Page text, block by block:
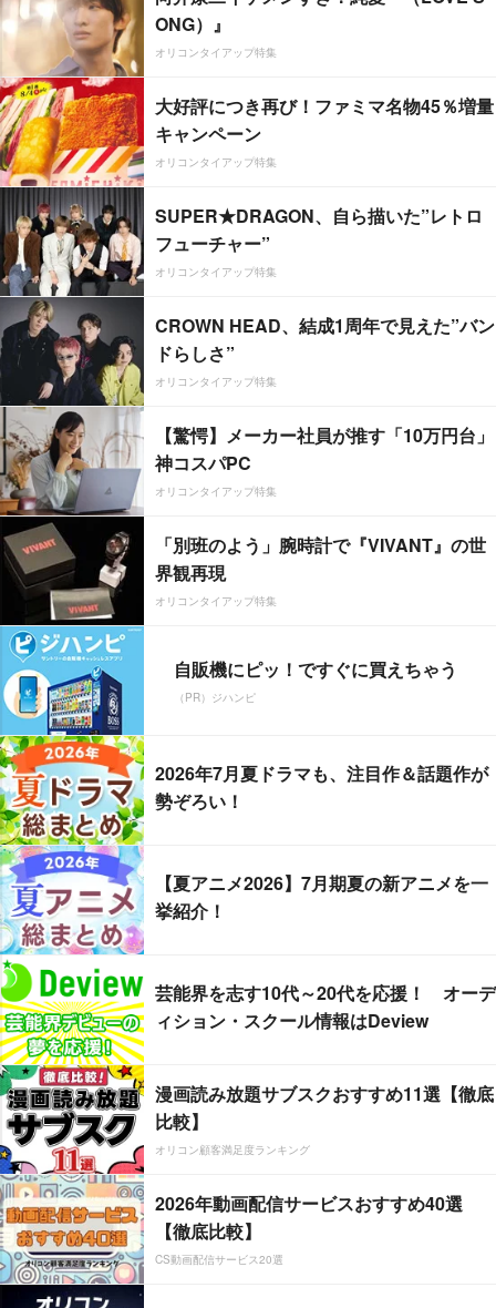
ONG）』
オリコンタイアップ特集
大好評につき再び！ファミマ名物45％増量
キャンペーン
オリコンタイアップ特集
SUPER★DRAGON、自ら描いた”レトロ
フューチャー”
オリコンタイアップ特集
CROWN HEAD、結成1周年で見えた”バン
ドらしさ”
オリコンタイアップ特集
【驚愕】メーカー社員が推す「10万円台」
神コスパPC
オリコンタイアップ特集
「別班のよう」腕時計で『VIVANT』の世
界観再現
オリコンタイアップ特集
自販機にピッ！ですぐに買えちゃう
（PR）ジハンピ
2026年7月夏ドラマも、注目作＆話題作が
勢ぞろい！
【夏アニメ2026】7月期夏の新アニメを一
挙紹介！
芸能界を志す10代～20代を応援！ オーデ
ィション・スクール情報はDeview
漫画読み放題サブスクおすすめ11選【徹底
比較】
オリコン顧客満足度ランキング
2026年動画配信サービスおすすめ40選
【徹底比較】
CS動画配信サービス20選